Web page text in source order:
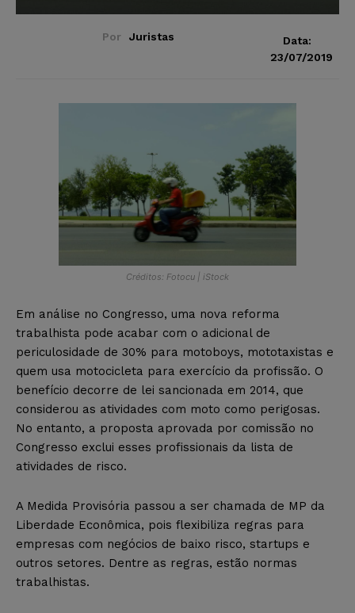
Por Juristas
Data:
23/07/2019
Créditos: Fotocu | iStock
Em análise no Congresso, uma nova reforma
trabalhista pode acabar com o adicional de
periculosidade de 30% para motoboys, mototaxistas e
quem usa motocicleta para exercício da profissão. O
benefício decorre de lei sancionada em 2014, que
considerou as atividades com moto como perigosas.
No entanto, a proposta aprovada por comissão no
Congresso exclui esses profissionais da lista de
atividades de risco.
A Medida Provisória passou a ser chamada de MP da
Liberdade Econômica, pois flexibiliza regras para
empresas com negócios de baixo risco, startups e
outros setores. Dentre as regras, estão normas
trabalhistas.